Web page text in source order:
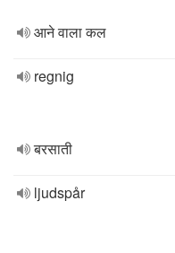
आने वाला कल
regnig
बरसाती
ljudspår